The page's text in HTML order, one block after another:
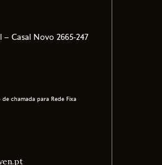
– Casal Novo 2665-247
de chamada para Rede Fixa